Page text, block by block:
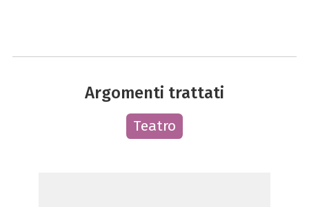
Argomenti trattati
Teatro